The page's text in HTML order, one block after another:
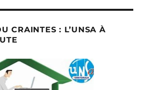
CRAINTES : L’UNSA À